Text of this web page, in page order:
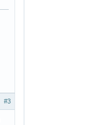
#3